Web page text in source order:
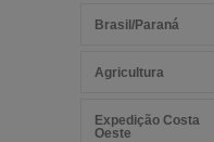
Brasil/Paraná
Agricultura
Expedição Costa
Oeste